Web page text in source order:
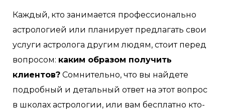
Каждый, кто занимается профессионально
астрологией или планирует предлагать свои
услуги астролога другим людям, стоит перед
вопросом: каким образом получить
клиентов? Сомнительно, что вы найдете
подробный и детальный ответ на этот вопрос
в школах астрологии, или вам бесплатно кто-